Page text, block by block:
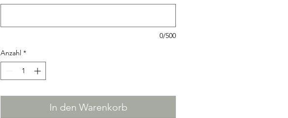
0/500
Anzahl *
In den Warenkorb